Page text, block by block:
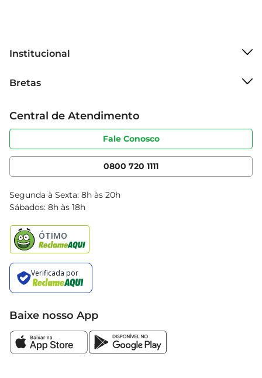
Institucional
Grupo Cencosud
Sobre privacidade
Portal do fornecedor
Cencosud Media
Bretas
Produtos Bretas
Código de ética
Serviços
Clube Bretas
Blog Bretas
Black Friday
Central de Atendimento
Fale Conosco
0800 720 1111
Segunda à Sexta: 8h às 20h
Sábados: 8h às 18h
Baixe nosso App